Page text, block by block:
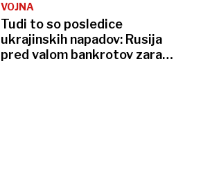
VOJNA
Tudi to so posledice
ukrajinskih napadov: Rusija
pred valom bankrotov zaradi